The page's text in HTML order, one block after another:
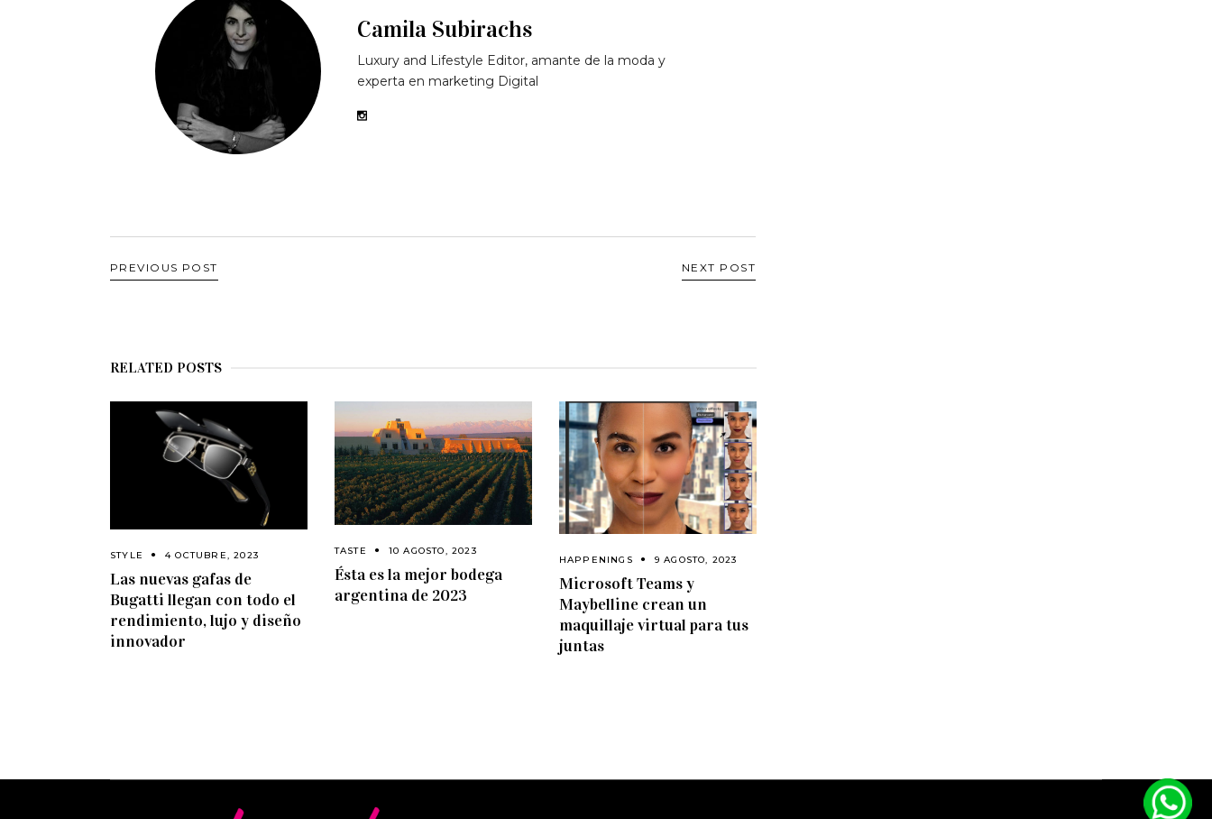
Camila Subirachs
Luxury and Lifestyle Editor, amante de la moda y
experta en marketing Digital
PREVIOUS POST NEXT POST
RELATED POSTS
STYLE 4 OCTUBRE, 2023
Las nuevas gafas de
Bugatti llegan con todo el
rendimiento, lujo y diseño
innovador
TASTE 10 AGOSTO, 2023
Ésta es la mejor bodega
argentina de 2023
HAPPENINGS 9 AGOSTO, 2023
Microsoft Teams y
Maybelline crean un
maquillaje virtual para tus
juntas